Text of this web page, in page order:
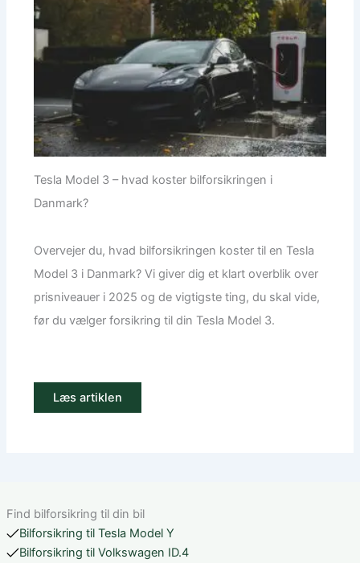
Tesla Model 3 – hvad koster bilforsikringen i
Danmark?
Overvejer du, hvad bilforsikringen koster til en Tesla
Model 3 i Danmark? Vi giver dig et klart overblik over
prisniveauer i 2025 og de vigtigste ting, du skal vide,
før du vælger forsikring til din Tesla Model 3.
Læs artiklen
Find bilforsikring til din bil
Bilforsikring til Tesla Model Y
Bilforsikring til Volkswagen ID.4